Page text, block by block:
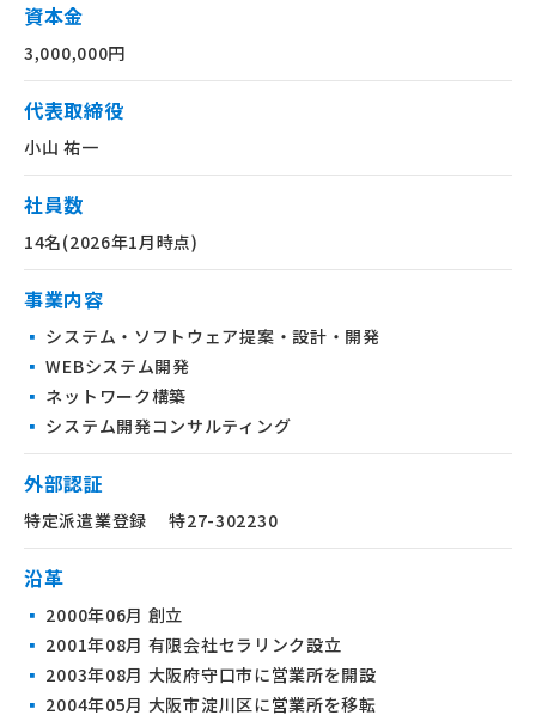
資本金
3,000,000円
代表取締役
小山 祐一
社員数
14名(2026年1月時点)
事業内容
▪ システム・ソフトウェア提案・設計・開発
▪WEBシステム開発
▪ ネットワーク構築
▪ システム開発コンサルティング
外部認証
特定派遣業登録 特27-302230
沿革
▪ 2000年06月 創立
▪ 2001年08月 有限会社セラリンク設立
▪ 2003年08月 大阪府守口市に営業所を開設
▪ 2004年05月 大阪市淀川区に営業所を移転